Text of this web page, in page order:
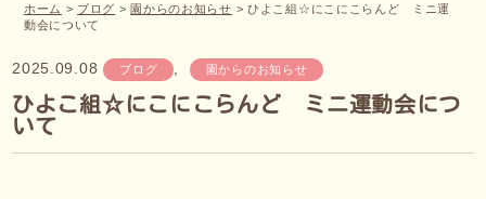
ホーム > ブログ > 園からのお知らせ > ひよこ組☆にこにこらんど ミニ運
動会について
2025.09.08 ブログ 園からのお知らせ
ひよこ組☆にこにこらんど ミニ運動会につ
いて